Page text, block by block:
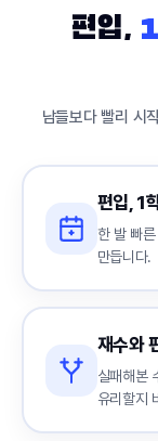
편입,
남들보다 빨리 시
편입, 1
한 발 빠
만듭니다.
재수와
실패해본
유리할지